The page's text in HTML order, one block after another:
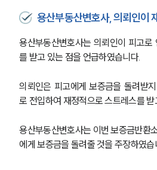
용산부동산변호사, 의뢰인이
용산부동산변호사는 의뢰인이 피고로
를 받고 있는 점을 언급하였습니다.
의뢰인은 피고에게 보증금을 돌려받
로 전입하여 재정적으로 스트레스를 받
용산부동산변호사는 이번 보증금반환
에게 보증금을 돌려줄 것을 주장하였습